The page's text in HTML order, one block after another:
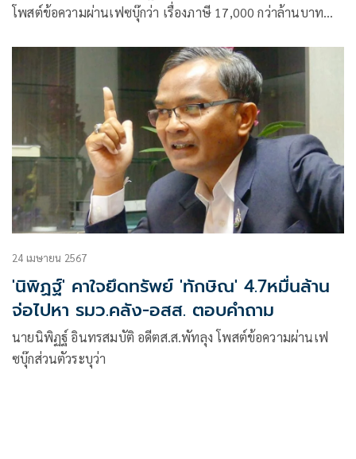
โพสต์ข้อความผ่านเฟซบุ๊กว่า เรื่องภาษี 17,000 กว่าล้านบาท
ประมาณกลางปี 70 ตามประมวลรัษฎากร มาตรา 12 เรื่องนี้
ไม่ใช่การบังคับชำระหนี้ตามคำพิพากษา
24 เมษายน 2567
'นิพิฏฐ์' คาใจยึดทรัพย์ 'ทักษิณ' 4.7หมื่นล้าน
จ่อไปหา รมว.คลัง-อสส. ตอบคำถาม
นายนิพิฏฐ์ อินทรสมบัติ อดีตส.ส.พัทลุง โพสต์ข้อความผ่านเฟ
ซบุ๊กส่วนตัวระบุว่า